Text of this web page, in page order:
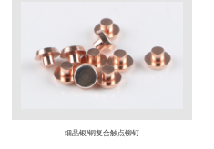
细晶银/铜复合触点铆钉